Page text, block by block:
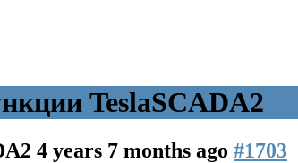
TeslaSCADA2
4 years 7 months ago #1703